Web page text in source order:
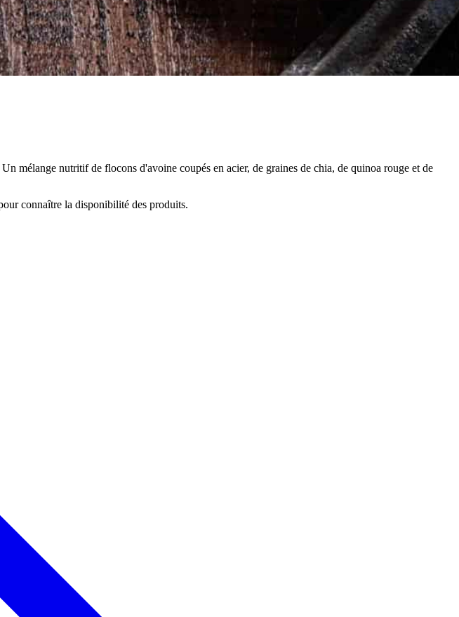
mélange nutritif de flocons d'avoine coupés en acier, de graines de chia, de quinoa rouge et de
connaître la disponibilité des produits.